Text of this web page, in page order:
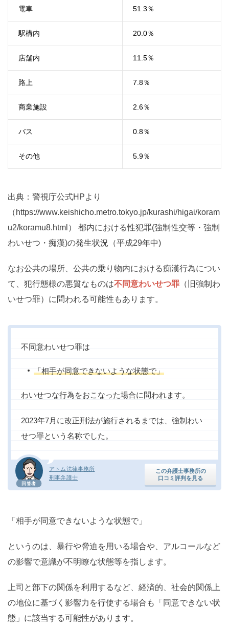
電車 51.3％
駅構内 20.0％
店舗内 11.5％
路上 7.8％
商業施設 2.6％
バス 0.8％
その他 5.9％
出典：警視庁公式HPより
（https://www.keishicho.metro.tokyo.jp/kurashi/higai/koram
u2/koramu8.html） 都内における性犯罪(強制性交等・強制
わいせつ・痴漢)の発生状況（平成29年中)
なお公共の場所、公共の乗り物内における痴漢行為につい
て、犯行態様の悪質なものは不同意わいせつ罪 （旧強制わ
いせつ罪）に問われる可能性もあります。
回答者
アトム法律事務所
刑事弁護士
この弁護士事務所の
口コミ評判を見る
不同意わいせつ罪は
「相手が同意できないような状態で」
わいせつな行為をおこなった場合に問われます。
2023年7月に改正刑法が施行されるまでは、強制わい
せつ罪という名称でした。
「相手が同意できないような状態で」
というのは、暴行や脅迫を用いる場合や、アルコールなど
の影響で意識が不明瞭な状態等を指します。
上司と部下の関係を利用するなど、経済的、社会的関係上
の地位に基づく影響力を行使する場合も「同意できない状
態」に該当する可能性があります。